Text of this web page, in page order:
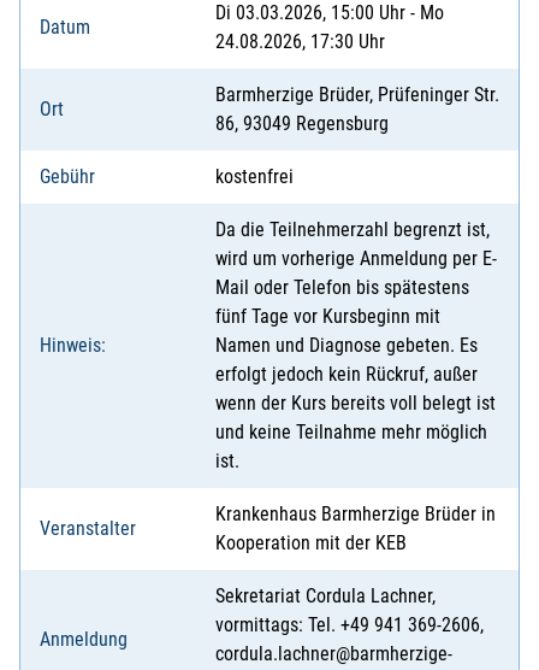
Datum
Di 03.03.2026, 15:00 Uhr - Mo
24.08.2026, 17:30 Uhr
Ort
Barmherzige Brüder, Prüfeninger Str.
86, 93049 Regensburg
Gebühr kostenfrei
Hinweis:
Da die Teilnehmerzahl begrenzt ist,
wird um vorherige Anmeldung per E-
Mail oder Telefon bis spätestens
fünf Tage vor Kursbeginn mit
Namen und Diagnose gebeten. Es
erfolgt jedoch kein Rückruf, außer
wenn der Kurs bereits voll belegt ist
und keine Teilnahme mehr möglich
ist.
Veranstalter
Krankenhaus Barmherzige Brüder in
Kooperation mit der KEB
Anmeldung
Sekretariat Cordula Lachner,
vormittags: Tel. +49 941 369-2606,
cordula.lachner@barmherzige-